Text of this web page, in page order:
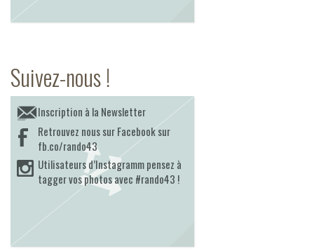
Suivez-nous !
Inscription à la Newsletter
Retrouvez nous sur Facebook sur
fb.co/rando43
Utilisateurs d’Instagramm pensez à
tagger vos photos avec #rando43 !